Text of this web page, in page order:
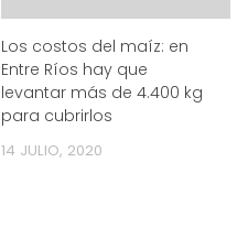
Los costos del maíz: en
Entre Ríos hay que
levantar más de 4.400 kg
para cubrirlos
14 JULIO, 2020